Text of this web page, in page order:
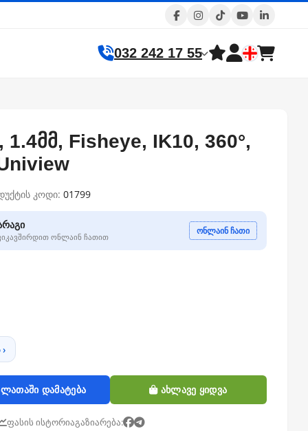
032 242 17 55
1.4მმ, Fisheye, IK10, 360°,
კოდი: 01799
ონლაინ ჩათით
ონლაინ ჩათი
დამატება ახლავე ყიდვა
ფასის ისტორიაგაზიარება: